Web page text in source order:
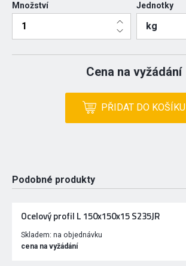
Množství Jednotky
kg
Cena na vyžádání
PŘIDAT DO KOŠÍKU
Podobné produkty
Ocelový profil L 150x150x15 S235JR
Skladem: na objednávku
cena na vyžádání